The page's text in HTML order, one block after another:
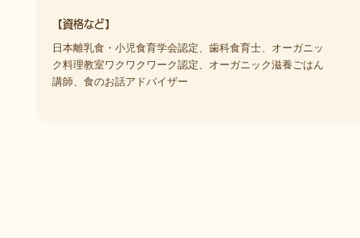
【資格など】
日本離乳食・小児食育学会認定、歯科食育士、オーガニッ
ク料理教室ワクワクワーク認定、オーガニック滋養ごはん
講師、食のお話アドバイザー